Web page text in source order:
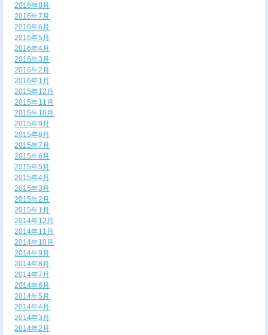
2016年8月
2016年7月
2016年6月
2016年5月
2016年4月
2016年3月
2016年2月
2016年1月
2015年12月
2015年11月
2015年10月
2015年9月
2015年8月
2015年7月
2015年6月
2015年5月
2015年4月
2015年3月
2015年2月
2015年1月
2014年12月
2014年11月
2014年10月
2014年9月
2014年8月
2014年7月
2014年6月
2014年5月
2014年4月
2014年3月
2014年2月